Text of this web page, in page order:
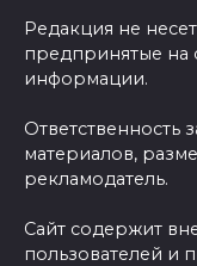
Редакция не
предпринятые на
информации.
Ответственность
материалов,
рекламодатель.
Сайт содержит
пользователей и